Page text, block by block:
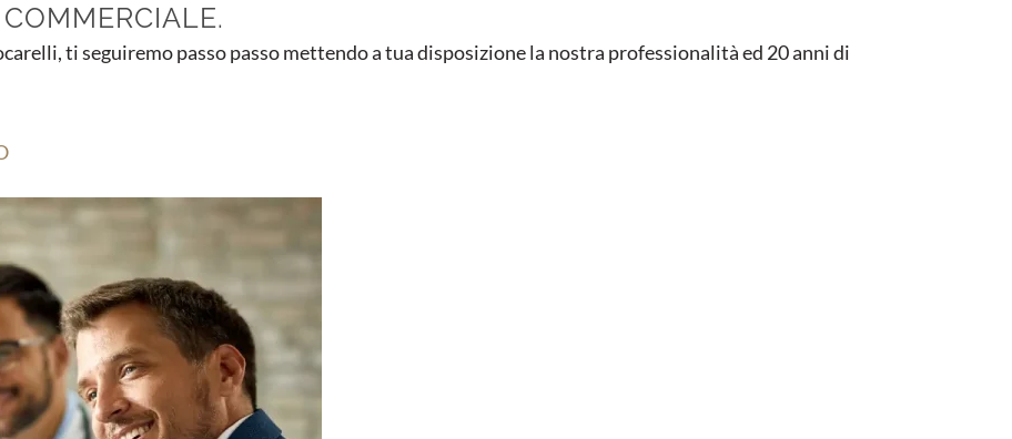
ti seguiremo passo passo mettendo a tua disposizione la nostra professionalità ed 20 anni di